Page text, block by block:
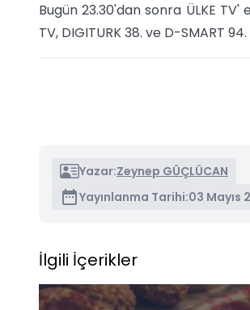
Bugün 23.30'dan sonra ÜLKE
TV, DIGITURK 38. ve D-SMART
Yazar:Zeynep GÜÇLÜCAN
Yayınlanma Tarihi:03 Mayıs
İlgili İçerikler